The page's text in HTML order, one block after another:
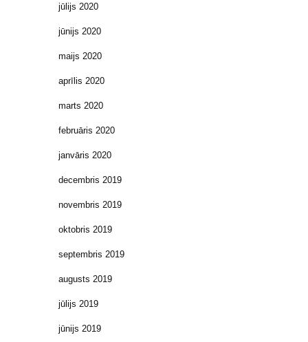
jūlijs 2020
jūnijs 2020
maijs 2020
aprīlis 2020
marts 2020
februāris 2020
janvāris 2020
decembris 2019
novembris 2019
oktobris 2019
septembris 2019
augusts 2019
jūlijs 2019
jūnijs 2019